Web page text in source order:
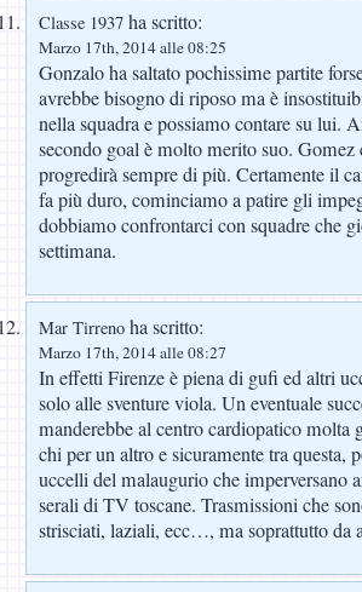
Classe 1937 ha scritto:
Marzo 17th, 2014 alle 08:25
Gonzalo ha saltato pochissime partite
avrebbe bisogno di riposo ma è
nella squadra e possiamo contare su lui.
secondo goal è molto merito suo. Gomez
progredirà sempre di più. Certamente il
fa più duro, cominciamo a patire gli
dobbiamo confrontarci con squadre che
settimana.
Mar Tirreno ha scritto:
Marzo 17th, 2014 alle 08:27
In effetti Firenze è piena di gufi ed altri
solo alle sventure viola. Un eventuale
manderebbe al centro cardiopatico molta
chi per un altro e sicuramente tra questa,
uccelli del malaugurio che imperversano
serali di TV toscane. Trasmissioni che
strisciati, laziali, ecc…, ma soprattutto da